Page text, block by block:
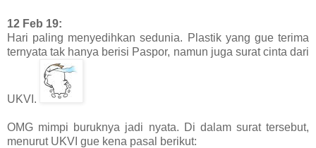
12 Feb 19:
Hari paling menyedihkan sedunia. Plastik yang gue terima
ternyata tak hanya berisi Paspor, namun juga surat cinta dari
UKVI.
OMG mimpi buruknya jadi nyata. Di dalam surat tersebut,
menurut UKVI gue kena pasal berikut: